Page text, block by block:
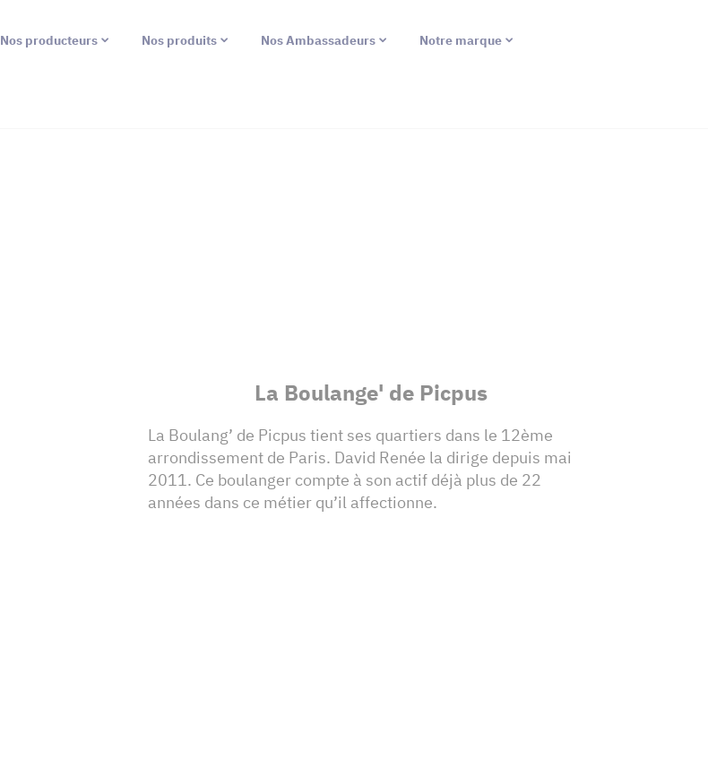
Nos producteurs Nos produits Nos Ambassadeurs Notre marque
La Boulange' de Picpus
La Boulang’ de Picpus tient ses quartiers dans le 12ème
arrondissement de Paris. David Renée la dirige depuis mai
2011. Ce boulanger compte à son actif déjà plus de 22
années dans ce métier qu’il affectionne.